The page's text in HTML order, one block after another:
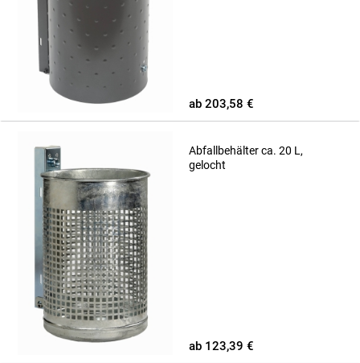
ab 203,58 €
Abfallbehälter ca. 20 L,
gelocht
ab 123,39 €